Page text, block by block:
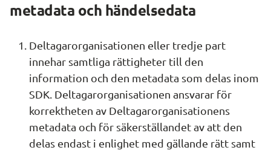
metadata och händelsedata
Deltagarorganisationen eller tredje part
innehar samtliga rättigheter till den
information och den metadata som delas inom
SDK. Deltagarorganisationen ansvarar för
korrektheten av Deltagarorganisationens
metadata och för säkerställandet av att den
delas endast i enlighet med gällande rätt samt